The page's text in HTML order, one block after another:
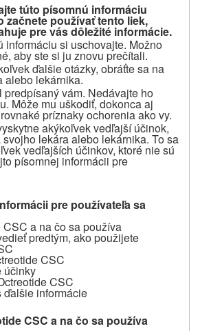
túto písomnú informáciu
začnete používať tento liek,
pre vás dôležité informácie.
informáciu si uschovajte. Možno
aby ste si ju znovu prečítali.
ďalšie otázky, obráťte sa na
alebo lekárnika.
predpísaný vám. Nedávajte ho
Môže mu uškodiť, dokonca aj
príznaky ochorenia ako vy.
akýkoľvek vedľajší účinok,
svojho lekára alebo lekárnika. To sa
vedľajších účinkov, ktoré nie sú
písomnej informácii pre
pre používateľa sa
a na čo sa používa
predtým, ako použijete
CSC
účinky
CSC
ďalšie informácie
CSC a na čo sa používa